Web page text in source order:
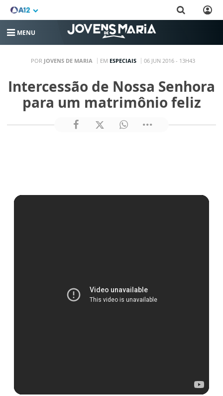
MENU
POR JOVENS DE MARIA EM ESPECIAIS 06 JUN 2016 - 13H43
Intercessão de Nossa Senhora
para um matrimônio feliz